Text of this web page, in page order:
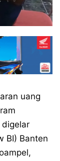
uang
digelar
BI) Banten